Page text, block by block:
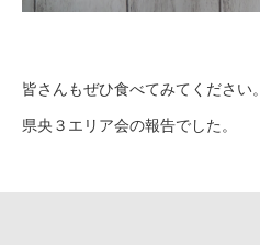
皆さんもぜひ食べてみてください。
県央３エリア会の報告でした。